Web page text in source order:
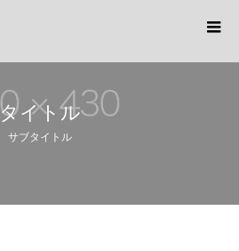
タイトル
サブタイトル